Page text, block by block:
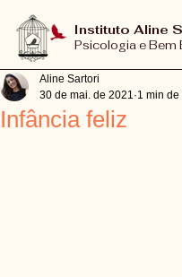
Instituto Aline
Psicologia e Bem
Infância feliz
Aline Sartori
30 de mai. de 2021 1 min